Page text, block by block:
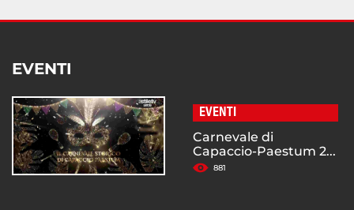
EVENTI
EVENTI
Carnevale di
Capaccio-Paestum 2...
881